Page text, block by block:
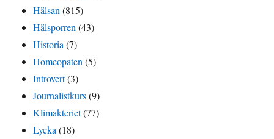
Hälsan (815)
Hälsporren (43)
Historia (7)
Homeopaten (5)
Introvert(3)
Journalistkurs(9)
Klimakteriet(77)
Lycka (18)